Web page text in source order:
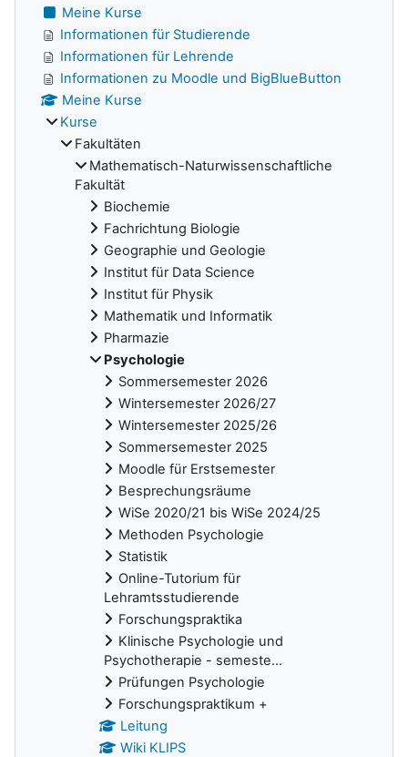
Meine Kurse
Informationen für Studierende
Informationen für Lehrende
Informationen zu Moodle und BigBlueButton
Meine Kurse
Kurse
Fakultäten
Mathematisch-Naturwissenschaftliche
Fakultät
Biochemie
Fachrichtung Biologie
Geographie und Geologie
Institut für Data Science
Institut für Physik
Mathematik und Informatik
Pharmazie
Psychologie
Sommersemester 2026
Wintersemester 2026/27
Wintersemester 2025/26
Sommersemester 2025
Moodle für Erstsemester
Besprechungsräume
WiSe 2020/21 bis WiSe 2024/25
Methoden Psychologie
Statistik
Online-Tutorium für
Lehramtsstudierende
Forschungspraktika
Klinische Psychologie und
Psychotherapie - semeste...
Prüfungen Psychologie
Forschungspraktikum +
Leitung
Wiki KLIPS